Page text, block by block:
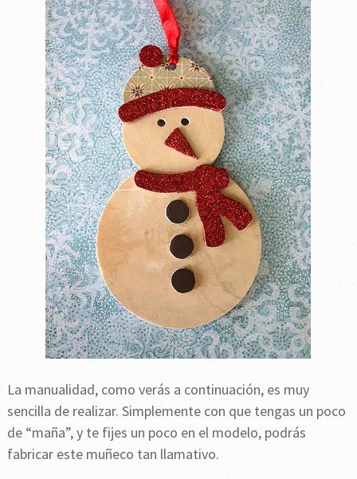
La manualidad, como verás a continuación, es muy
sencilla de realizar. Simplemente con que tengas un poco
de “maña”, y te fijes un poco en el modelo, podrás
fabricar este muñeco tan llamativo.